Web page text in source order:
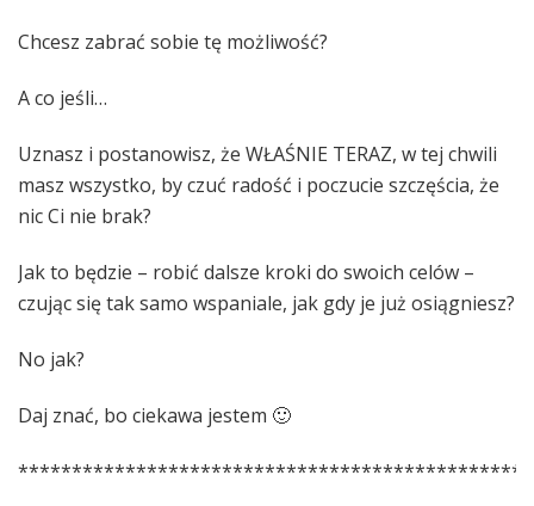
Chcesz zabrać sobie tę możliwość?
A co jeśli…
Uznasz i postanowisz, że WŁAŚNIE TERAZ, w tej chwili
masz wszystko, by czuć radość i poczucie szczęścia, że
nic Ci nie brak?
Jak to będzie – robić dalsze kroki do swoich celów –
czując się tak samo wspaniale, jak gdy je już osiągniesz?
No jak?
Daj znać, bo ciekawa jestem 🙂